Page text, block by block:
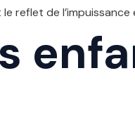
reflet de l’impuissance